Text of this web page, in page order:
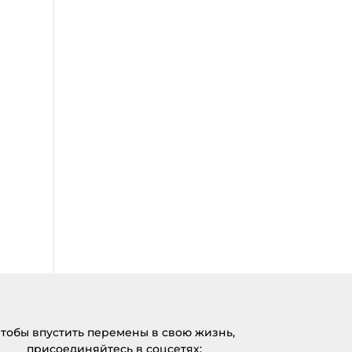
впустить перемены в свою жизнь,
присоединяйтесь в соцсетях: